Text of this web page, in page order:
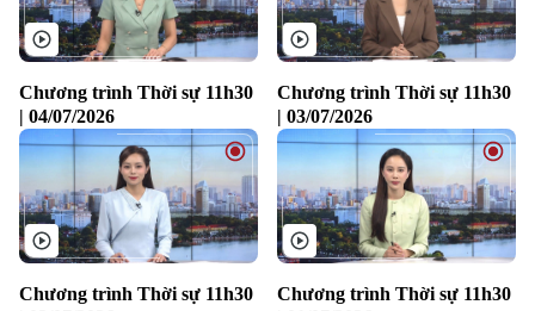
Chương trình Thời sự 11h30
| 04/07/2026
Chương trình Thời sự 11h30
| 03/07/2026
Chương trình Thời sự 11h30
Chương trình Thời sự 11h30